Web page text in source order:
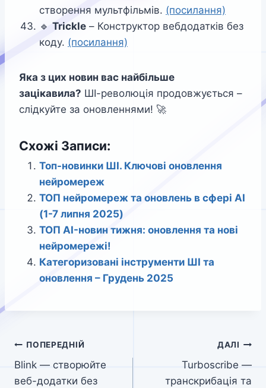
створення мультфільмів. (посилання)
🔹 Trickle – Конструктор вебдодатків без
коду. (посилання)
Яка з цих новин вас найбільше
зацікавила? ШІ-революція продовжується –
слідкуйте за оновленнями! 🚀
Схожі Записи:
Топ-новинки ШІ. Ключові оновлення
нейромереж
ТОП нейромереж та оновлень в сфері AI
(1-7 липня 2025)
ТОП AI-новин тижня: оновлення та нові
нейромережі!
Категоризовані інструменти ШІ та
оновлення – Грудень 2025
Навігація
записів
ПОПЕРЕДНІЙ
Blink — створюйте
веб-додатки без
ДАЛІ
Turboscribe —
транскрибація та